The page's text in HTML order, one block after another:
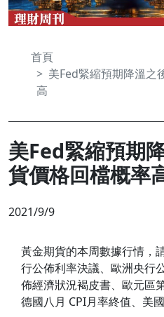
首頁
美Fed緊縮預期降溫之
高
美Fed緊縮預期
貨價格回檔概率
2021/9/9
黃金期貨的本周數據行情，
行公佈利率決議、歐洲央行
佈經濟狀況褐皮書、歐元區
德國八月 CPI月率終值、美國